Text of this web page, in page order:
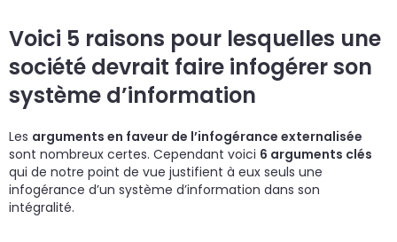
Voici 5 raisons pour lesquelles une
société devrait faire infogérer son
système d’information
Les arguments en faveur de l’infogérance externalisée
sont nombreux certes. Cependant voici 6 arguments clés
qui de notre point de vue justifient à eux seuls une
infogérance d’un système d’information dans son
intégralité.